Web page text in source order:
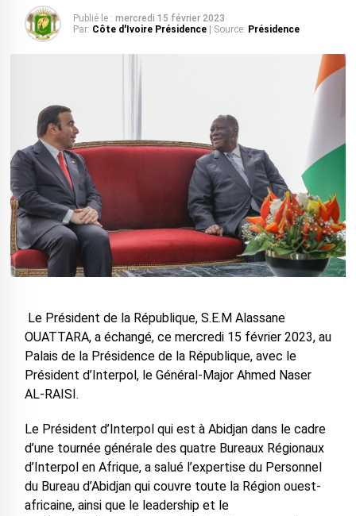
Publié le : mercredi 15 février 2023
Par: Côte d'Ivoire Présidence | Source: Présidence
Le Président de la République, S.E.M Alassane
OUATTARA, a échangé, ce mercredi 15 février 2023, au
Palais de la Présidence de la République, avec le
Président d’Interpol, le Général-Major Ahmed Naser
AL-RAISI.
Le Président d’Interpol qui est à Abidjan dans le cadre
d’une tournée générale des quatre Bureaux Régionaux
d’Interpol en Afrique, a salué l’expertise du Personnel
du Bureau d’Abidjan qui couvre toute la Région ouest-
africaine, ainsi que le leadership et le